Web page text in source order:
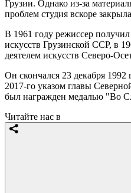
Грузии. Однако из-за
проблем студия вскоре
В 1961 году режиссер получил
искусств Грузинской ССР, в
деятелем искусств Северо-
Он скончался 23 декабря
2017-го указом главы
был награжден медалью "Во
Читайте нас в